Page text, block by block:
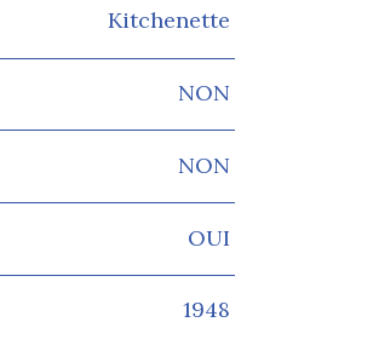
Kitchenette
NON
NON
OUI
1948